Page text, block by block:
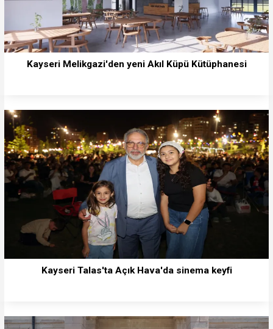
Kayseri Melikgazi'den yeni Akıl Küpü Kütüphanesi
Kayseri Talas'ta Açık Hava'da sinema keyfi